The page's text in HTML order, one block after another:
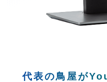
代表の鳥屋が